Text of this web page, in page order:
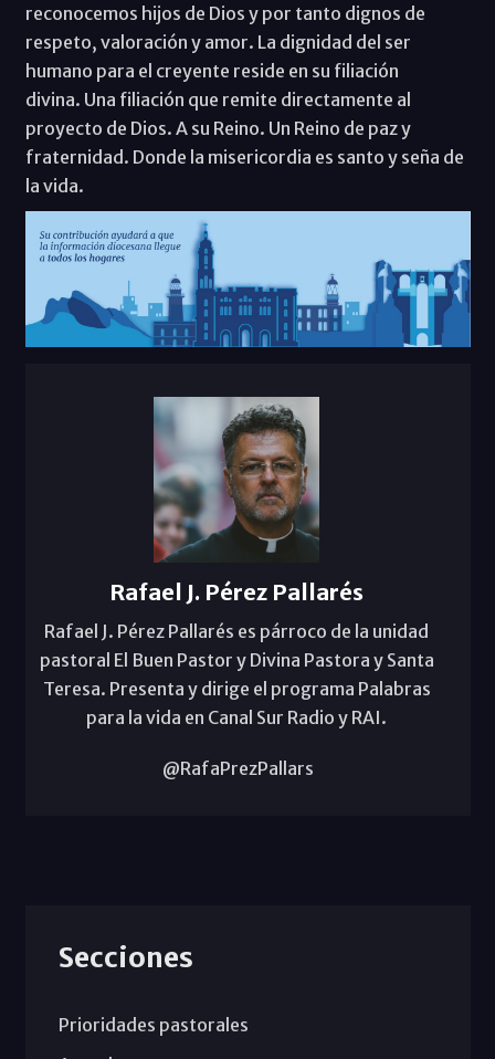
reconocemos hijos de Dios y por tanto dignos de
respeto, valoración y amor. La dignidad del ser
humano para el creyente reside en su filiación
divina. Una filiación que remite directamente al
proyecto de Dios. A su Reino. Un Reino de paz y
fraternidad. Donde la misericordia es santo y seña de
la vida.
Rafael J. Pérez Pallarés
Rafael J. Pérez Pallarés es párroco de la unidad
pastoral El Buen Pastor y Divina Pastora y Santa
Teresa. Presenta y dirige el programa Palabras
para la vida en Canal Sur Radio y RAI.
@RafaPrezPallars
Secciones
Prioridades pastorales